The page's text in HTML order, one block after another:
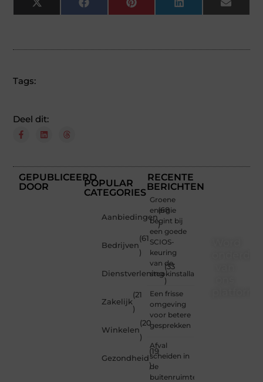
X
(Twitter)
Facebook Pinterest LinkedIn Email
Tags:
Deel dit:
GEPUBLICEERD
DOOR
POPULAR
CATEGORIES
Aanbiedingen
(68
)
Bedrijven
(61
)
Dienstverlening
(33
)
Zakelijk
(21
)
Winkelen
(20
)
Gezondheid
(19
)
RECENTE
BERICHTEN
Groene
energie
begint bij
een goede
SCIOS-
keuring
van de
stookinstallatie
Een frisse
omgeving
voor betere
gesprekken
Afval
scheiden in
de
buitenruimte: